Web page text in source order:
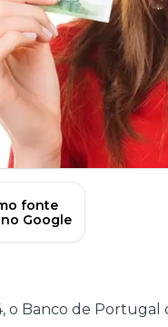
fonte
Google
o Banco de